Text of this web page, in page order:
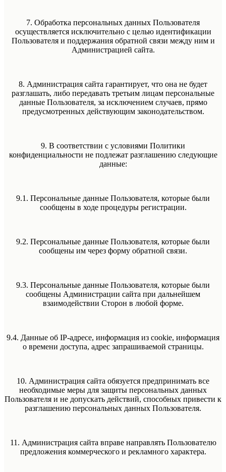
7. Обработка персональных данных Пользователя
осуществляется исключительно с целью идентификации
Пользователя и поддержания обратной связи между ним и
Администрацией сайта.
8. Администрация сайта гарантирует, что она не будет
разглашать, либо передавать третьим лицам персональные
данные Пользователя, за исключением случаев, прямо
предусмотренных действующим законодательством.
9. В соответствии с условиями Политики
конфиденциальности не подлежат разглашению следующие
данные:
9.1. Персональные данные Пользователя, которые были
сообщены в ходе процедуры регистрации.
9.2. Персональные данные Пользователя, которые были
сообщены им через форму обратной связи.
9.3. Персональные данные Пользователя, которые были
сообщены Администрации сайта при дальнейшем
взаимодействии Сторон в любой форме.
9.4. Данные об IP-адресе, информация из cookie, информация
о времени доступа, адрес запрашиваемой страницы.
10. Администрация сайта обязуется предпринимать все
необходимые меры для защиты персональных данных
Пользователя и не допускать действий, способных привести к
разглашению персональных данных Пользователя.
11. Администрация сайта вправе направлять Пользователю
предложения коммерческого и рекламного характера.